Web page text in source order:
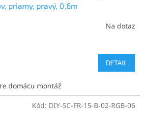
priamy, pravý, 0,6m
Na dotaz
DETAIL
domácu montáž
Kód: DIY-SC-FR-15-B-02-RGB-06